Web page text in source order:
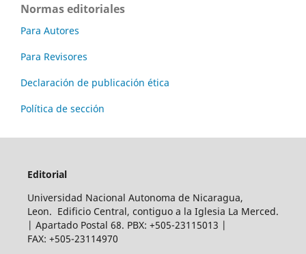
Normas editoriales
Para Autores
Para Revisores
Declaración de publicación ética
Política de sección
Editorial
Universidad Nacional Autonoma de Nicaragua,
Leon. Edificio Central, contiguo a la Iglesia La Merced.
| Apartado Postal 68. PBX: +505-23115013 |
FAX: +505-23114970